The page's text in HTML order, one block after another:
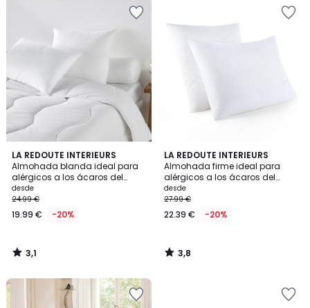
LA REDOUTE INTERIEURS
Almohada blanda ideal para
alérgicos a los ácaros del
polvo
desde
24.99 €
19.99 € -20%
3,1
/
5
3,1
/
LA REDOUTE INTERIEURS
Almohada firme ideal para
alérgicos a los ácaros del
polvo
desde
27.99 €
22.39 € -20%
3,8
/ 5
3,8
/